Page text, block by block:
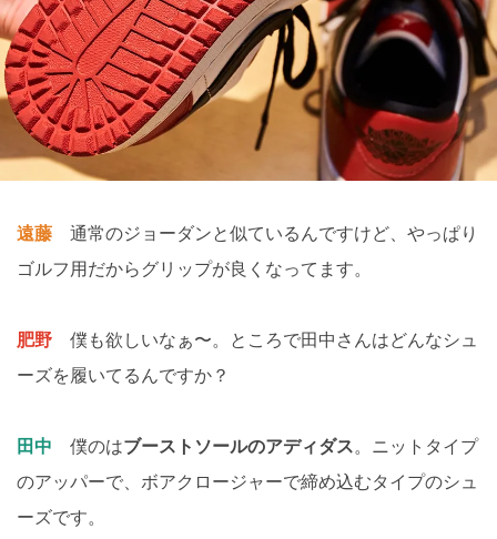
遠藤 通常のジョーダンと似ているんですけど、やっぱり
ゴルフ用だからグリップが良くなってます。
肥野 僕も欲しいなぁ〜。ところで田中さんはどんなシュ
ーズを履いてるんですか？
田中 僕のはブーストソールのアディダス。ニットタイプ
のアッパーで、ボアクロージャーで締め込むタイプのシュ
ーズです。